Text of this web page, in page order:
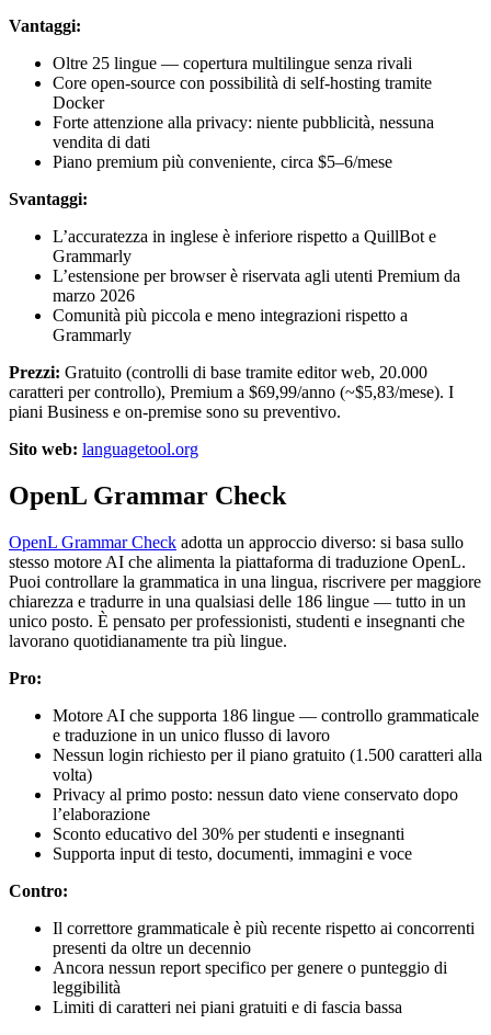
Vantaggi:
Oltre 25 lingue — copertura multilingue senza rivali
Core open-source con possibilità di self-hosting tramite
Docker
Forte attenzione alla privacy: niente pubblicità, nessuna
vendita di dati
Piano premium più conveniente, circa $5–6/mese
Svantaggi:
L’accuratezza in inglese è inferiore rispetto a QuillBot e
Grammarly
L’estensione per browser è riservata agli utenti Premium da
marzo 2026
Comunità più piccola e meno integrazioni rispetto a
Grammarly
Prezzi: Gratuito (controlli di base tramite editor web, 20.000
caratteri per controllo), Premium a $69,99/anno (~$5,83/mese). I
piani Business e on-premise sono su preventivo.
Sito web: languagetool.org
OpenL Grammar Check
OpenL Grammar Check adotta un approccio diverso: si basa sullo
stesso motore AI che alimenta la piattaforma di traduzione OpenL.
Puoi controllare la grammatica in una lingua, riscrivere per maggiore
chiarezza e tradurre in una qualsiasi delle 186 lingue — tutto in un
unico posto. È pensato per professionisti, studenti e insegnanti che
lavorano quotidianamente tra più lingue.
Pro:
Motore AI che supporta 186 lingue — controllo grammaticale
e traduzione in un unico flusso di lavoro
Nessun login richiesto per il piano gratuito (1.500 caratteri alla
volta)
Privacy al primo posto: nessun dato viene conservato dopo
l’elaborazione
Sconto educativo del 30% per studenti e insegnanti
Supporta input di testo, documenti, immagini e voce
Contro:
Il correttore grammaticale è più recente rispetto ai concorrenti
presenti da oltre un decennio
Ancora nessun report specifico per genere o punteggio di
leggibilità
Limiti di caratteri nei piani gratuiti e di fascia bassa